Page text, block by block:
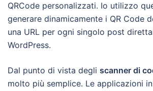
QRCode personalizzati. Io utilizzo
generare dinamicamente i QR Code
una URL per ogni singolo post
WordPress.
Dal punto di vista degli scanner di
molto più semplice. Le applicazioni